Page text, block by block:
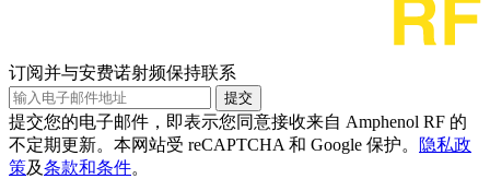
订阅并与安费诺射频保持联系
提交
提交您的电子邮件，即表示您同意接收来自 Amphenol RF 的
不定期更新。本网站受 reCAPTCHA 和 Google 保护。
隐私政
策及条款和条件。